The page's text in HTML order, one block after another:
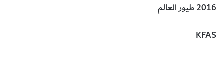
2016 طيور العالم
KFAS